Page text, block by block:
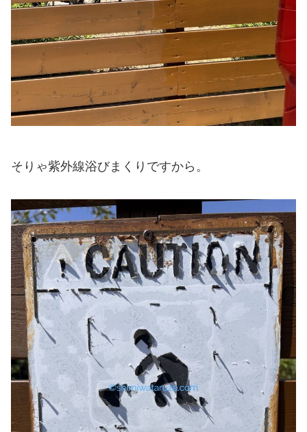
そりゃ紫外線浴びまくりですから。